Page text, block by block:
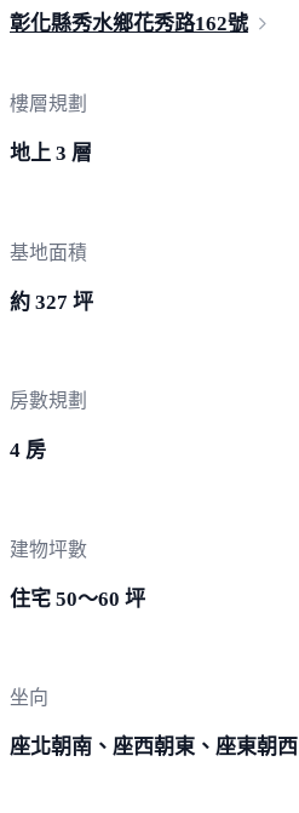
彰化縣秀水鄉花秀路162號
樓層規劃
地上 3 層
基地面積
約 327 坪
房數規劃
4 房
建物坪數
住宅 50～60 坪
坐向
座北朝南、座西朝東、座東朝西